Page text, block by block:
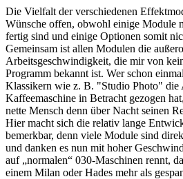
Die Vielfalt der verschiedenen
Wünsche offen, obwohl einige Module
fertig sind und einige Optionen somit
Gemeinsam ist allen Modulen die
Arbeitsgeschwindigkeit, die mir von
Programm bekannt ist. Wer schon
Klassikern wie z. B. "Studio Photo" die
Kaffeemaschine in Betracht gezogen
nette Mensch denn über Nacht seinen
Hier macht sich die relativ lange
bemerkbar, denn viele Module sind
und danken es nun mit hoher
auf „normalen“ 030-Maschinen rennt,
einem Milan oder Hades mehr als